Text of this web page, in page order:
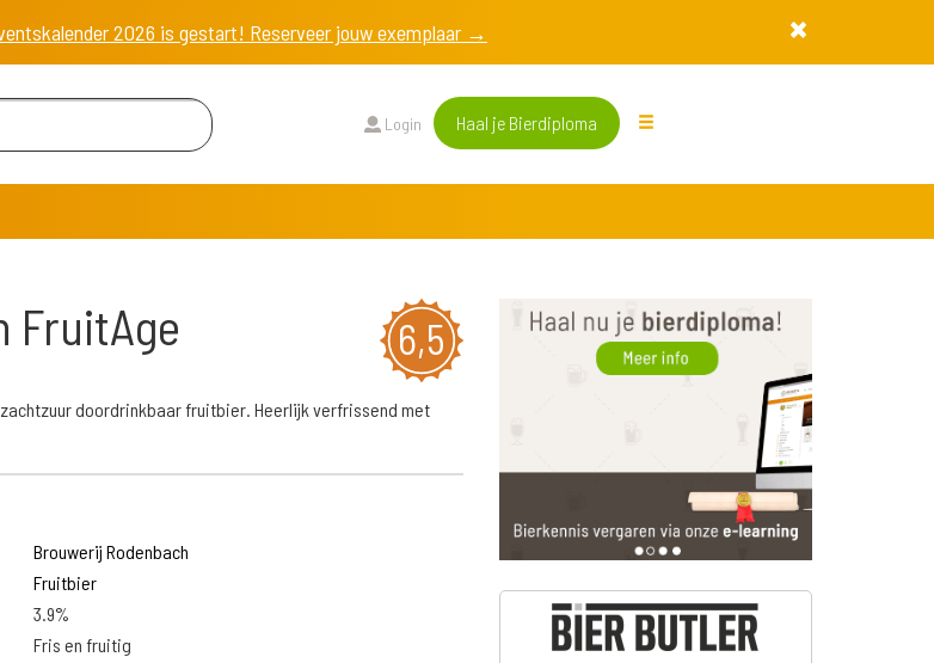
2026 is gestart! Reserveer jouw exemplaar →
Login Haal je Bierdiploma
6,5
FruitAge
doordrinkbaar fruitbier. Heerlijk verfrissend met
Brouwerij Rodenbach
Fruitbier
3.9%
Fris en fruitig